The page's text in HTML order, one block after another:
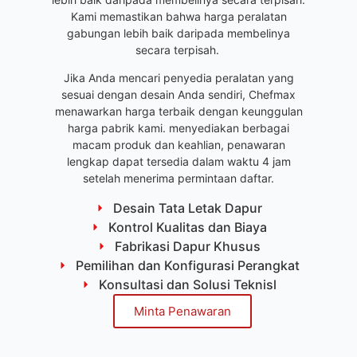
Kami memastikan bahwa harga peralatan
gabungan lebih baik daripada membelinya
secara terpisah.
Jika Anda mencari penyedia peralatan yang
sesuai dengan desain Anda sendiri, Chefmax
menawarkan harga terbaik dengan keunggulan
harga pabrik kami. menyediakan berbagai
macam produk dan keahlian, penawaran
lengkap dapat tersedia dalam waktu 4 jam
setelah menerima permintaan daftar.
Desain Tata Letak Dapur
Kontrol Kualitas dan Biaya
Fabrikasi Dapur Khusus
Pemilihan dan Konfigurasi Perangkat
Konsultasi dan Solusi Teknisl
Minta Penawaran